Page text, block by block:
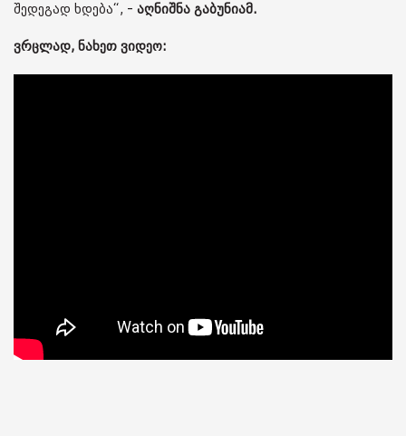
შედეგად ხდება“, - აღნიშნა გაბუნიამ.
ვრცლად, ნახეთ ვიდეო: